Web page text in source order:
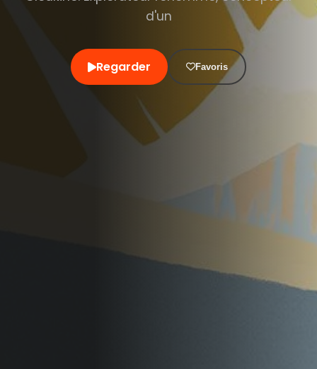
d'un
Regarder Favoris